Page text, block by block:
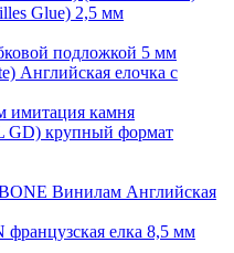
Glue) 2,5 мм
подложкой 5 мм
Английская елочка с
имитация камня
GD) крупный формат
Винилам Английская
елка 8,5 мм